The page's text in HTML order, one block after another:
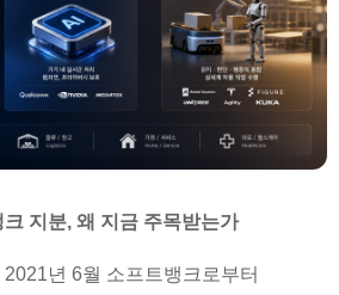
지분, 왜 지금 주목받는가
년 6월 소프트뱅크로부터